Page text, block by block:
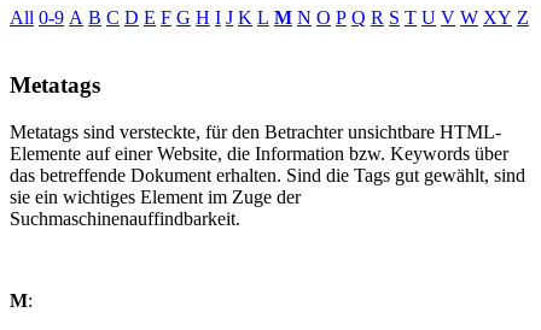
All 0-9 A B C D E F G H I J K L M N O P Q R S T U V W XY Z
Metatags
Metatags sind versteckte, für den Betrachter unsichtbare HTML-
Elemente auf einer Website, die Information bzw. Keywords über
das betreffende Dokument erhalten. Sind die Tags gut gewählt, sind
sie ein wichtiges Element im Zuge der
Suchmaschinenauffindbarkeit.
M: